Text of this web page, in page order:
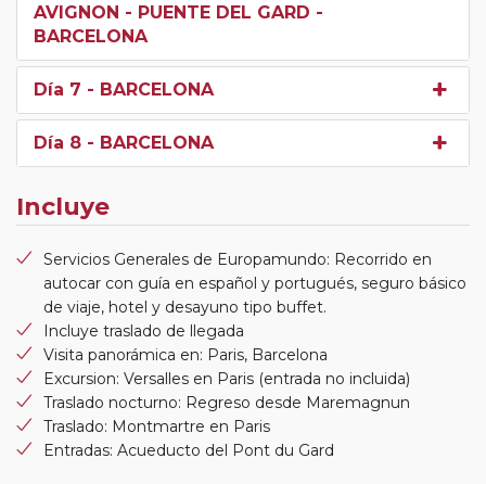
AVIGNON - PUENTE DEL GARD -
BARCELONA
Día 7 - BARCELONA
Día 8 - BARCELONA
Incluye
Servicios Generales de Europamundo: Recorrido en
autocar con guía en español y portugués, seguro básico
de viaje, hotel y desayuno tipo buffet.
Incluye traslado de llegada
Visita panorámica en: Paris, Barcelona
Excursion: Versalles en Paris (entrada no incluida)
Traslado nocturno: Regreso desde Maremagnun
Traslado: Montmartre en Paris
Entradas: Acueducto del Pont du Gard